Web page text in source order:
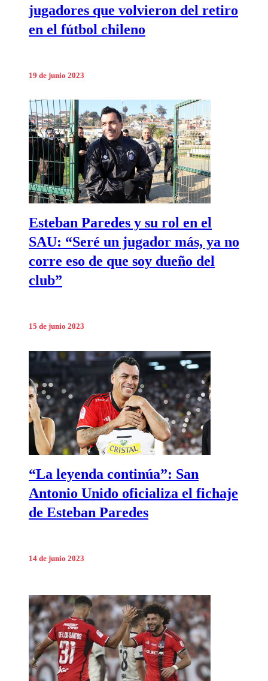
jugadores que volvieron del retiro
en el fútbol chileno
19 de junio 2023
Esteban Paredes y su rol en el
SAU: “Seré un jugador más, ya no
corre eso de que soy dueño del
club”
15 de junio 2023
“La leyenda continúa”: San
Antonio Unido oficializa el fichaje
de Esteban Paredes
14 de junio 2023